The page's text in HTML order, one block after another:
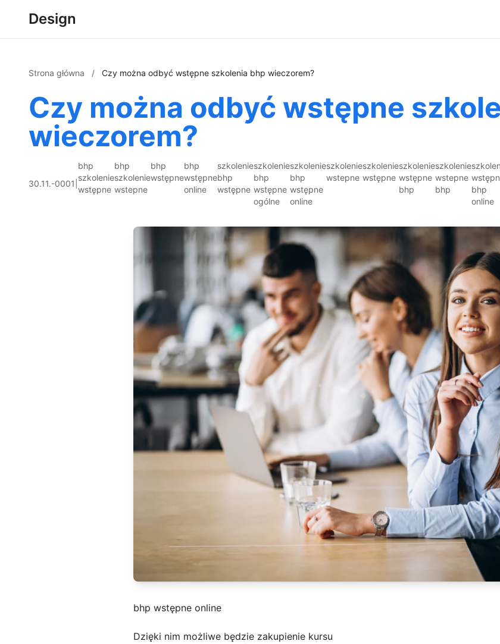
Design
Strona główna / Czy można odbyć wstępne szkolenia bhp wieczorem?
Czy można odbyć wstępne
wieczorem?
30.11.-0001
bhp
szkolenie
wstępne
bhp
szkolenie
wstepne
bhp
wstępne
bhp
wstępne
online
szkolenie
bhp
wstępne
szkolenie
bhp
wstępne
ogólne
szkolenie
bhp
wstępne
online
szkolenie
wstepne
szkolenie
wstępne
szkolenie
wstępne
bhp
szkolenie
wstepne
bhp
bhp
online
bhp wstępne online
Dzięki nim możliwe będzie zakupienie kursu